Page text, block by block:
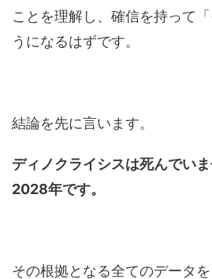
ことを理解し、確信を持って
うになるはずです。
結論を先に言います。
ディノクライシスは死んでい
2028年です。
その根拠となる全てのデータ